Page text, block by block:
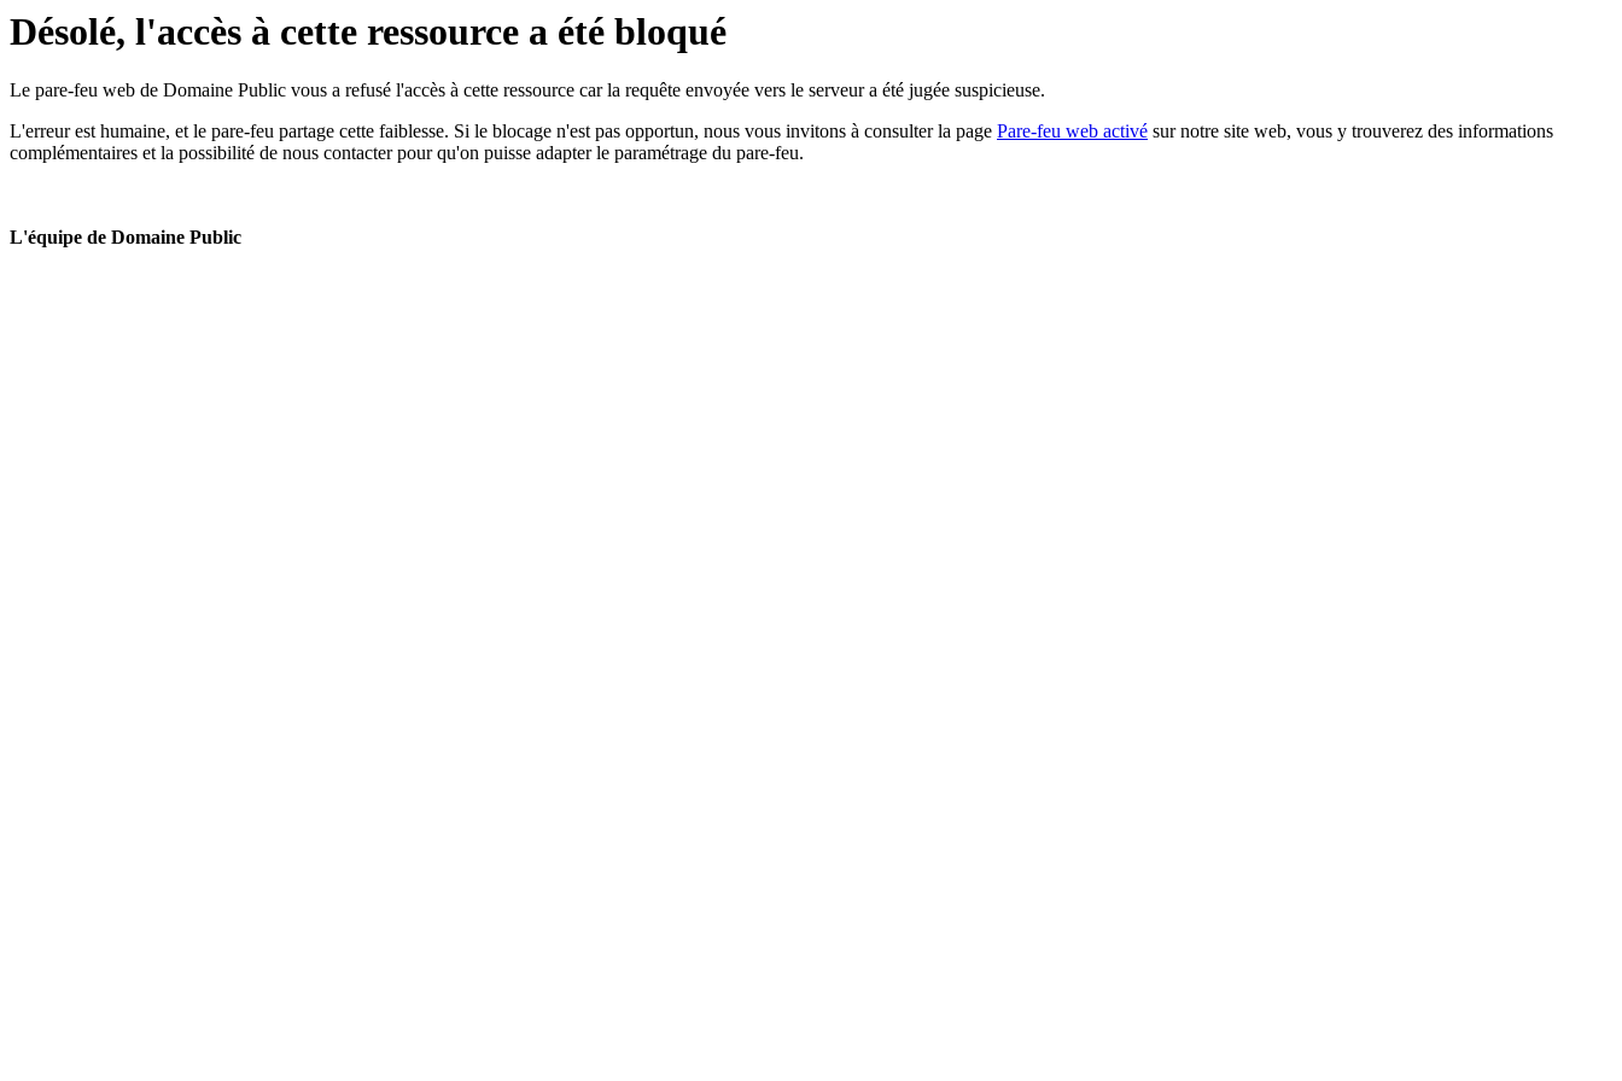
Désolé, l'accès à cette ressource a été bloqué
Le pare-feu web de Domaine Public vous a refusé l'accès à cette ressource car la requête envoyée vers le serveur a été jugée suspicieuse.
L'erreur est humaine, et le pare-feu partage cette faiblesse. Si le blocage n'est pas opportun, nous vous invitons à consulter la page Pare-feu web activé sur notre site web, vous y trouverez des informations
complémentaires et la possibilité de nous contacter pour qu'on puisse adapter le paramétrage du pare-feu.
L'équipe de Domaine Public